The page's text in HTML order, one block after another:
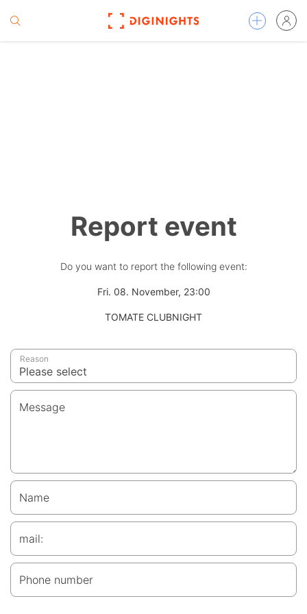
Report event
Do you want to report the following event:
Fri. 08. November, 23:00
TOMATE CLUBNIGHT
Reason
Message
Name
mail:
Phone number